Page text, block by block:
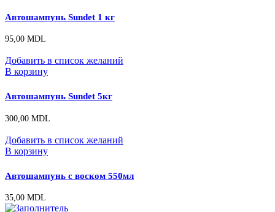
Автошампунь Sundet 1 кг
95,00 MDL
Добавить в список желаний
В корзину
Автошампунь Sundet 5кг
300,00 MDL
Добавить в список желаний
В корзину
Автошампунь с воском 550мл
35,00 MDL